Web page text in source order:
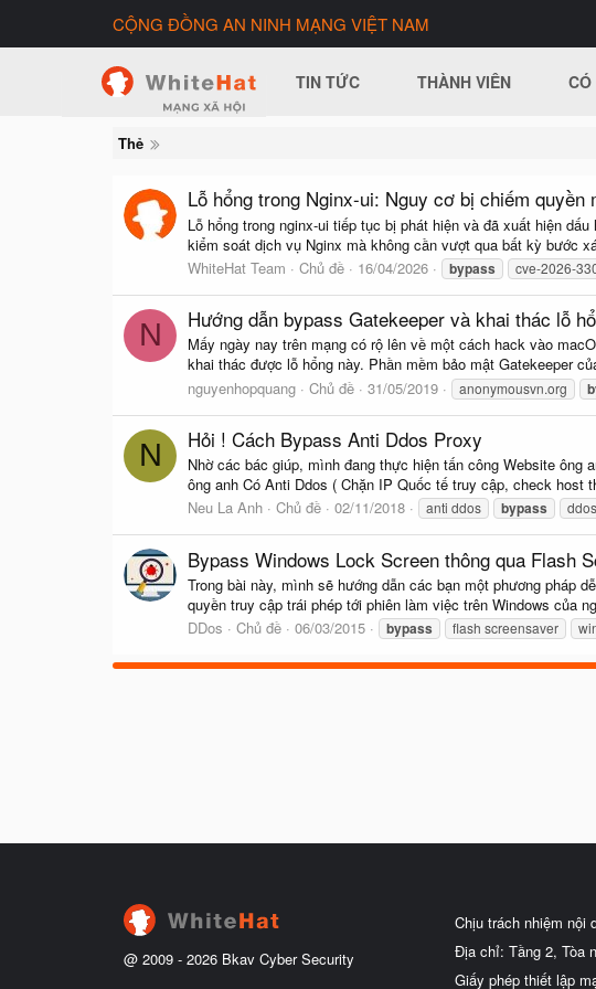
CỘNG ĐỒNG AN NINH MẠNG VIỆT NAM
TIN TỨC THÀNH VIÊN CÓ
Thẻ
Lỗ hổng trong Nginx-ui: Nguy cơ bị chiếm
Lỗ hổng trong nginx-ui tiếp tục bị phát hiện và đã xuất hiện
kiểm soát dịch vụ Nginx mà không cần vượt qua bất kỳ bước
WhiteHat Team
Chủ đề 16/04/2026 bypass cve-2026-
N Hướng dẫn bypass Gatekeeper và khai thác lỗ
Mấy ngày nay trên mạng có rộ lên về một cách hack vào
khai thác được lỗ hổng này. Phần mềm bảo mật Gatekeeper
nguyenhopquang
Chủ đề 31/05/2019 anonymousvn.org
N Hỏi ! Cách Bypass Anti Ddos Proxy
Nhờ các bác giúp, mình đang thực hiện tấn công Website
ông anh Có Anti Ddos ( Chặn IP Quốc tế truy cập, check
Neu La Anh
Chủ đề 02/11/2018 anti ddos bypass ddos
Bypass Windows Lock Screen thông qua Flash
Trong bài này, mình sẽ hướng dẫn các bạn một phương pháp
quyền truy cập trái phép tới phiên làm việc trên Windows của
DDos
Chủ đề 06/03/2015 bypass flash screensaver
@ 2009 - 2026 Bkav Cyber Security
Chịu trách nhiệm nội
Địa chỉ: Tầng 2, Tòa
Giấy phép thiết lập